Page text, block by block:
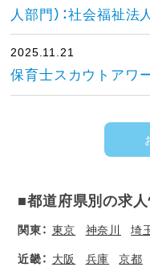
人部門）：社会福祉
2025.11.21
保育士スカウトアワ
■都道府県別の求人
関東： 東京 神奈川 埼
近畿： 大阪 兵庫 京都